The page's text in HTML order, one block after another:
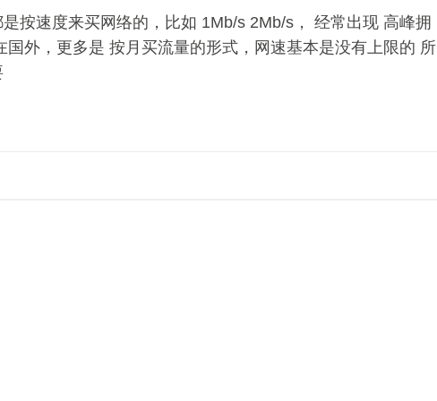
按速度来买网络的，比如 1Mb/s 2Mb/s， 经常出现 高峰拥
国外，更多是 按月买流量的形式，网速基本是没有上限的 所